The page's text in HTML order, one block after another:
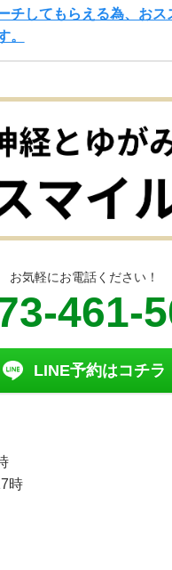
チしてもらえる為、おス
。
お気軽にお電話ください！
461-
LINE予約はコチラ
時